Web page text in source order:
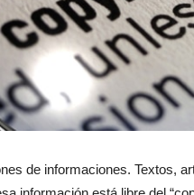
de informaciones. Textos,